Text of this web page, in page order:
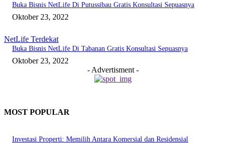
Buka Bisnis NetLife Di Putussibau Gratis Konsultasi Sepuasnya
Oktober 23, 2022
NetLife Terdekat
Buka Bisnis NetLife Di Tabanan Gratis Konsultasi Sepuasnya
Oktober 23, 2022
- Advertisment -
MOST POPULAR
Investasi Properti: Memilih Antara Komersial dan Residensial